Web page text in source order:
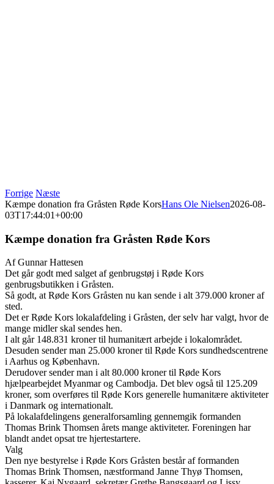
Forrige Næste
Kæmpe donation fra Gråsten Røde KorsHans Ole Nielsen2026-08-
03T17:44:01+00:00
Kæmpe donation fra Gråsten Røde Kors
Af Gunnar Hattesen
Det går godt med salget af genbrugstøj i Røde Kors
genbrugsbutikken i Gråsten.
Så godt, at Røde Kors Gråsten nu kan sende i alt 379.000 kroner af
sted.
Det er Røde Kors lokalafdeling i Gråsten, der selv har valgt, hvor de
mange midler skal sendes hen.
I alt går 148.831 kroner til humanitært arbejde i lokalområdet.
Desuden sender man 25.000 kroner til Røde Kors sundhedscentrene
i Aarhus og København.
Derudover sender man i alt 80.000 kroner til Røde Kors
hjælpearbejdet Myanmar og Cambodja. Det blev også til 125.209
kroner, som overføres til Røde Kors generelle humanitære aktiviteter
i Danmark og internationalt.
På lokalafdelingens generalforsamling gennemgik formanden
Thomas Brink Thomsen årets mange aktiviteter. Foreningen har
blandt andet opsat tre hjertestartere.
Valg
Den nye bestyrelse i Røde Kors Gråsten består af formanden
Thomas Brink Thomsen, næstformand Janne Thyø Thomsen,